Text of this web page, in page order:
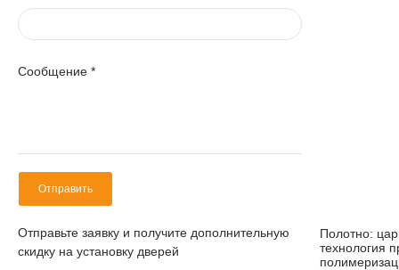
Сообщение *
Отправить
Отправьте заявку и получите дополнительную
скидку на установку дверей
Полотно:
технология